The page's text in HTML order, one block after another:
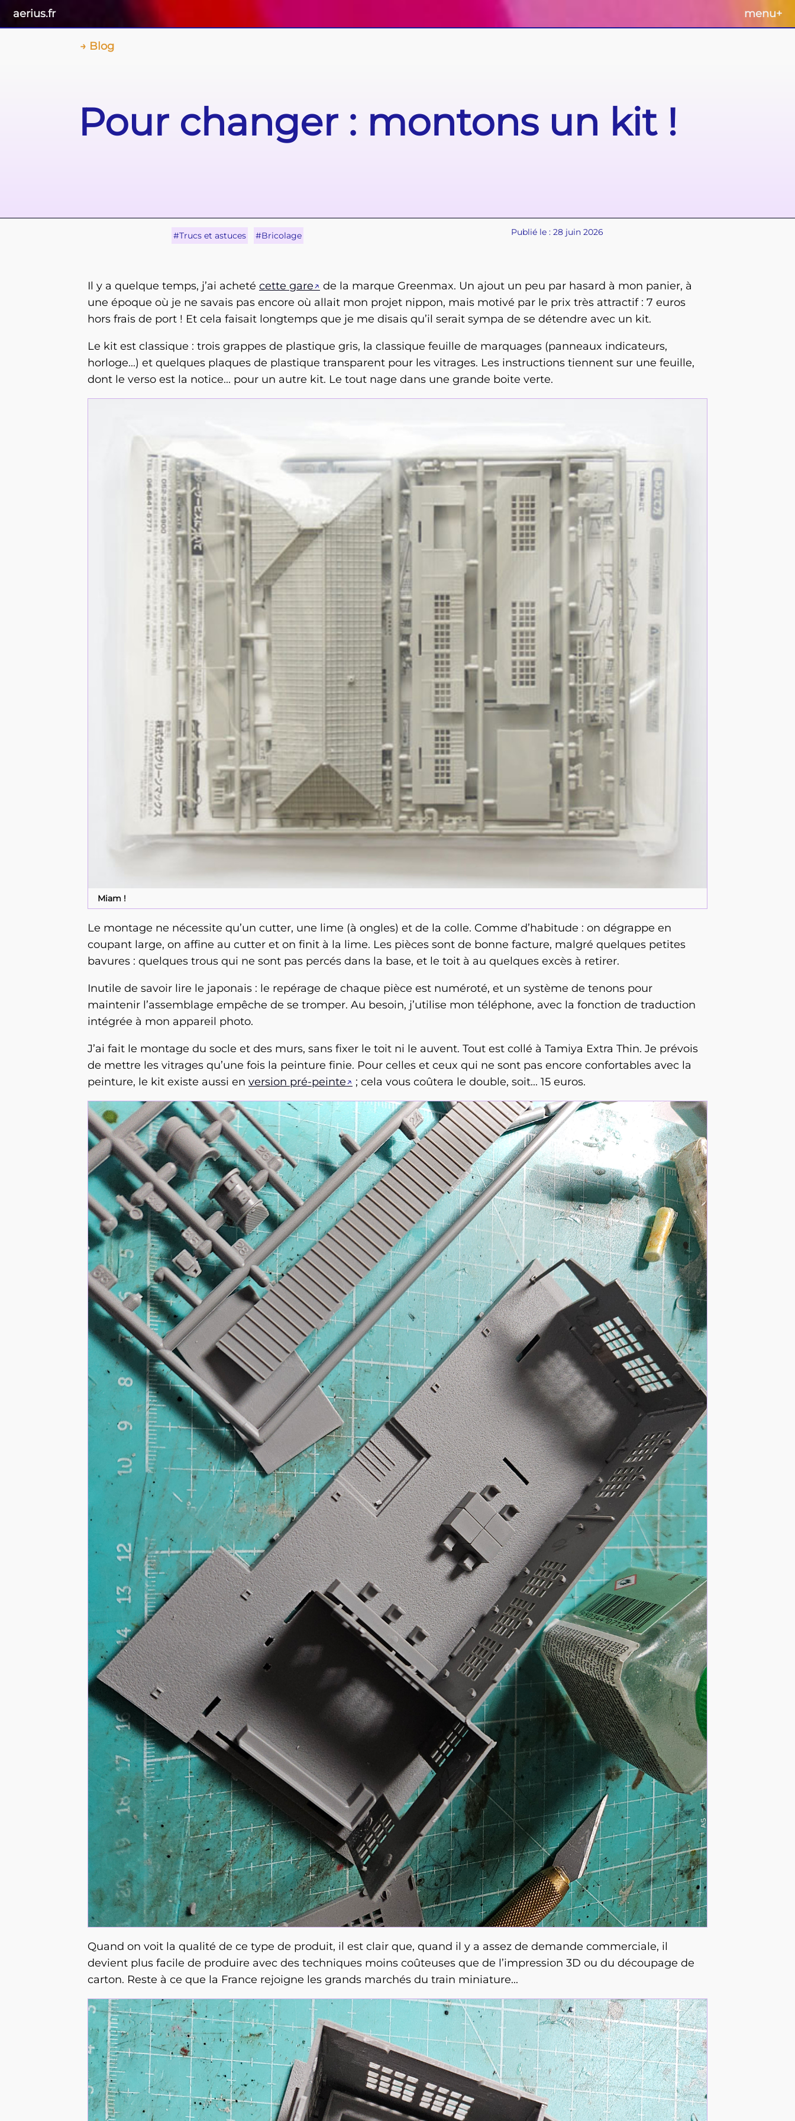
aerius.fr menu+
Blog
Pour changer : montons un kit !
#Trucs et astuces #Bricolage Publié le : 28 juin 2026
Il y a quelque temps, j’ai acheté cette gare
de la marque Greenmax. Un ajout un peu par hasard à mon panier, à
une époque où je ne savais pas encore où allait mon projet nippon, mais motivé par le prix très attractif : 7 euros
hors frais de port ! Et cela faisait longtemps que je me disais qu’il serait sympa de se détendre avec un kit.
Le kit est classique : trois grappes de plastique gris, la classique feuille de marquages (panneaux indicateurs,
horloge...) et quelques plaques de plastique transparent pour les vitrages. Les instructions tiennent sur une feuille,
dont le verso est la notice... pour un autre kit. Le tout nage dans une grande boite verte.
Miam !
Le montage ne nécessite qu’un cutter, une lime (à ongles) et de la colle. Comme d’habitude : on dégrappe en
coupant large, on affine au cutter et on finit à la lime. Les pièces sont de bonne facture, malgré quelques petites
bavures : quelques trous qui ne sont pas percés dans la base, et le toit à au quelques excès à retirer.
Inutile de savoir lire le japonais : le repérage de chaque pièce est numéroté, et un système de tenons pour
maintenir l’assemblage empêche de se tromper. Au besoin, j’utilise mon téléphone, avec la fonction de traduction
intégrée à mon appareil photo.
J’ai fait le montage du socle et des murs, sans fixer le toit ni le auvent. Tout est collé à Tamiya Extra Thin. Je prévois
de mettre les vitrages qu’une fois la peinture finie. Pour celles et ceux qui ne sont pas encore confortables avec la
peinture, le kit existe aussi en version pré-peinte ; cela vous coûtera le double, soit... 15 euros.
Quand on voit la qualité de ce type de produit, il est clair que, quand il y a assez de demande commerciale, il
devient plus facile de produire avec des techniques moins coûteuses que de l’impression 3D ou du découpage de
carton. Reste à ce que la France rejoigne les grands marchés du train miniature...